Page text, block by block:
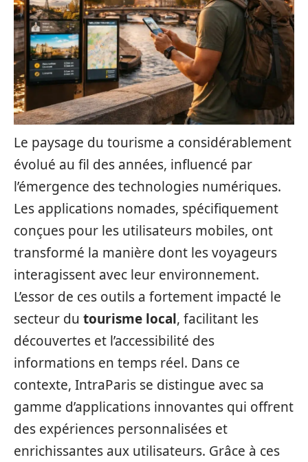
Le paysage du tourisme a considérablement
évolué au fil des années, influencé par
l’émergence des technologies numériques.
Les applications nomades, spécifiquement
conçues pour les utilisateurs mobiles, ont
transformé la manière dont les voyageurs
interagissent avec leur environnement.
L’essor de ces outils a fortement impacté le
secteur du tourisme local, facilitant les
découvertes et l’accessibilité des
informations en temps réel. Dans ce
contexte, IntraParis se distingue avec sa
gamme d’applications innovantes qui offrent
des expériences personnalisées et
enrichissantes aux utilisateurs. Grâce à ces